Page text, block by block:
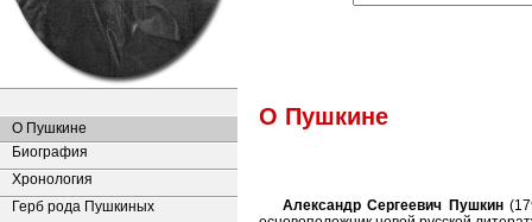
О Пушкине
Биография
Хронология
Герб рода Пушкиных
О Пушкине
Александр Сергеевич Пушкин